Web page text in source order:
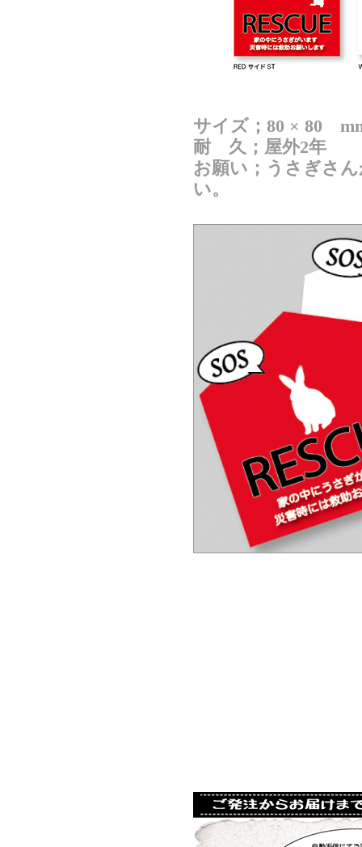
サイズ；80 × 80
耐 久；屋外2年
お願い；うさぎさ
い。